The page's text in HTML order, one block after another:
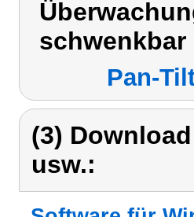
schwenkbar
Pan-
(3)
usw.: